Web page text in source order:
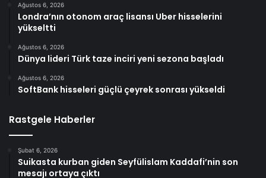
Ağustos 6, 2026
Londra’nın otonom araç lisansı Uber hisselerini
yükseltti
Ağustos 6, 2026
Dünya lideri Türk taze inciri yeni sezona başladı
Ağustos 6, 2026
SoftBank hisseleri güçlü çeyrek sonrası yükseldi
Rastgele Haberler
Şubat 6, 2026
Suikasta kurban giden Seyfülislam Kaddafi’nin son
mesajı ortaya çıktı